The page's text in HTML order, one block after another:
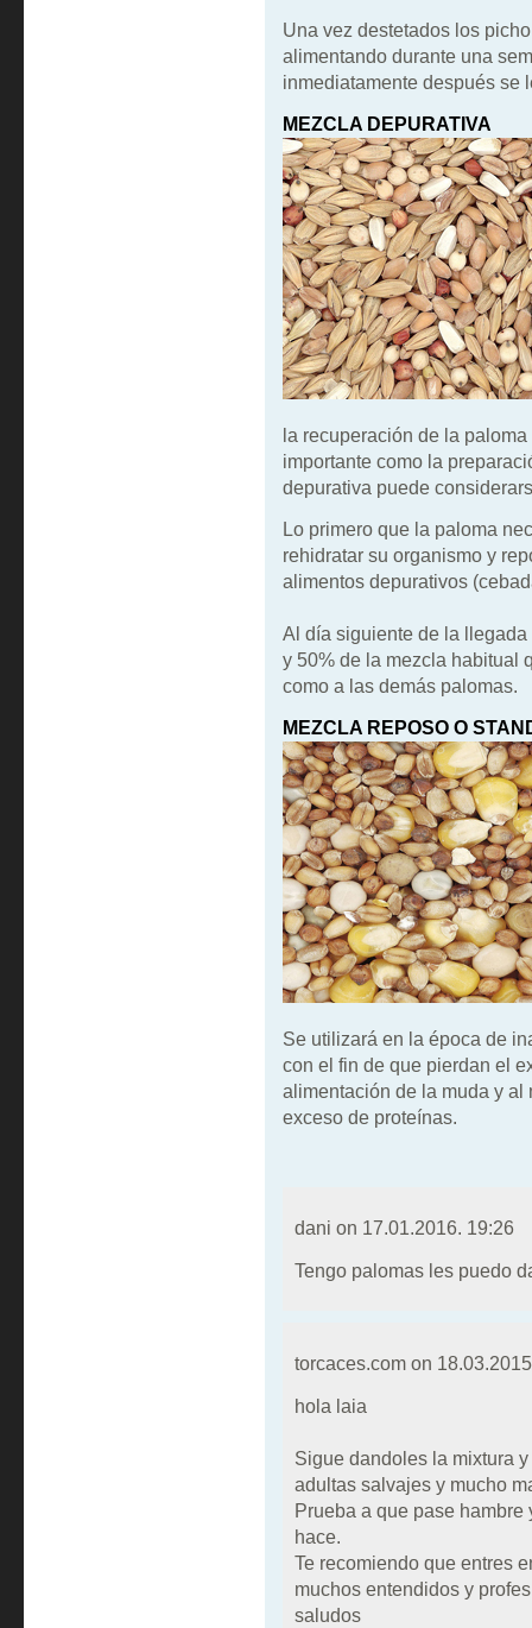
Una vez destetados los
alimentando durante una
inmediatamente después se
MEZCLA DEPURATIVA
la recuperación de la
importante como la
depurativa puede
Lo primero que la paloma
rehidratar su organismo y
alimentos depurativos
Al día siguiente de la
y 50% de la mezcla habitual
como a las demás palomas.
MEZCLA REPOSO O
Se utilizará en la época de
con el fin de que pierdan el
alimentación de la muda y al
exceso de proteínas.
dani on 17.01.2016. 19:26
Tengo palomas les puedo
torcaces.com on
hola laia
Sigue dandoles la mixtura
adultas salvajes y mucho
Prueba a que pase
hace.
Te recomiendo que entres
muchos entendidos y
saludos